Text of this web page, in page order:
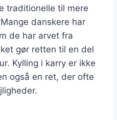
traditionelle til mere
danskere har
de har arvet fra
gør retten til en del
Kylling i karry er ikke
også en ret, der ofte